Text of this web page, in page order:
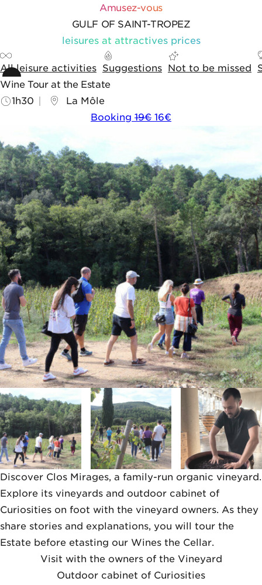
Cookies management panel
Amusez-vous
GULF OF SAINT-TROPEZ
leisures at attractives prices
All leisure activities Suggestions Not to be missed
Wine Tour at the Estate
1h30
La Môle
Booking 19€ 16€
Discover Clos Mirages, a family-run organic vineyard.
Explore its vineyards and outdoor cabinet of
Curiosities on foot with the vineyard owners. As they
share stories and explanations, you will tour the
Estate before etasting our Wines the Cellar.
Visit with the owners of the Vineyard
Outdoor cabinet of Curiosities